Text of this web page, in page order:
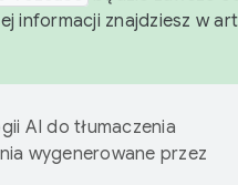
informacji znajdziesz w
AI do tłumaczenia
wygenerowane przez